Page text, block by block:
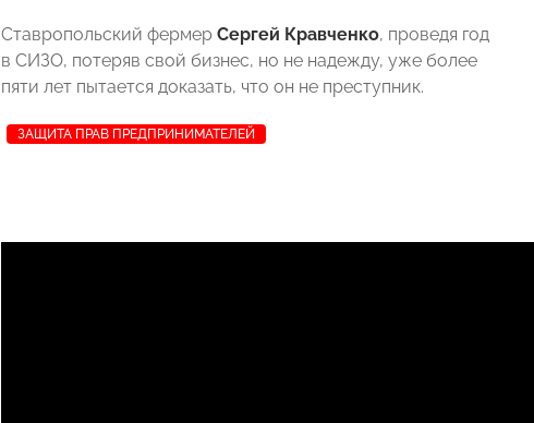
Ставропольский фермер Сергей Кравченко, проведя год
в СИЗО, потеряв свой бизнес, но не надежду, уже более
пяти лет пытается доказать, что он не преступник.
ЗАЩИТА ПРАВ ПРЕДПРИНИМАТЕЛЕЙ